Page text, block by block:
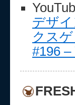
デザ
クス
#196 –